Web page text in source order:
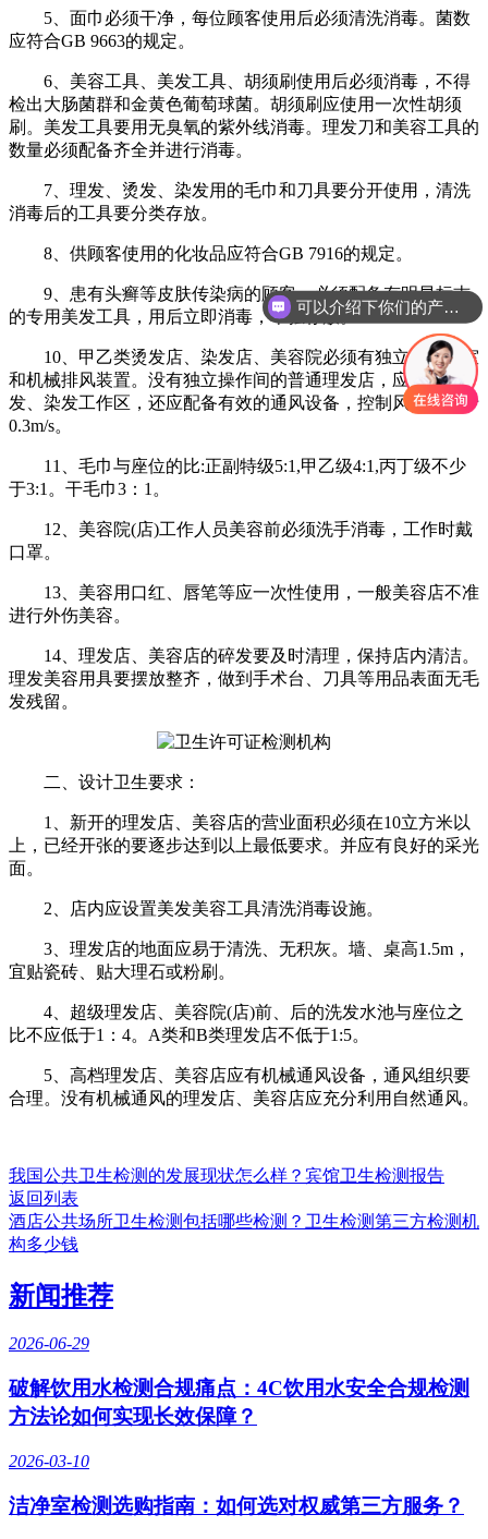
5、面巾必须干净，每位顾客使用后必须清洗消毒。菌数
应符合GB 9663的规定。
6、美容工具、美发工具、胡须刷使用后必须消毒，不得
检出大肠菌群和金黄色葡萄球菌。胡须刷应使用一次性胡须
刷。美发工具要用无臭氧的紫外线消毒。理发刀和美容工具的
数量必须配备齐全并进行消毒。
7、理发、烫发、染发用的毛巾和刀具要分开使用，清洗
消毒后的工具要分类存放。
8、供顾客使用的化妆品应符合GB 7916的规定。
9、患有头癣等皮肤传染病的顾客，必须配备有明显标志
的专用美发工具，用后立即消毒，单独存放。
10、甲乙类烫发店、染发店、美容院必须有独立的手术室
和机械排风装置。没有独立操作间的普通理发店，应设置烫
发、染发工作区，还应配备有效的通风设备，控制风速不低于
0.3m/s。
11、毛巾与座位的比:正副特级5:1,甲乙级4:1,丙丁级不少
于3:1。干毛巾3：1。
12、美容院(店)工作人员美容前必须洗手消毒，工作时戴
口罩。
13、美容用口红、唇笔等应一次性使用，一般美容店不准
进行外伤美容。
14、理发店、美容店的碎发要及时清理，保持店内清洁。
理发美容用具要摆放整齐，做到手术台、刀具等用品表面无毛
发残留。
二、设计卫生要求：
1、新开的理发店、美容店的营业面积必须在10立方米以
上，已经开张的要逐步达到以上最低要求。并应有良好的采光
面。
2、店内应设置美发美容工具清洗消毒设施。
3、理发店的地面应易于清洗、无积灰。墙、桌高1.5m，
宜贴瓷砖、贴大理石或粉刷。
4、超级理发店、美容院(店)前、后的洗发水池与座位之
比不应低于1：4。A类和B类理发店不低于1:5。
5、高档理发店、美容店应有机械通风设备，通风组织要
合理。没有机械通风的理发店、美容店应充分利用自然通风。
我国公共卫生检测的发展现状怎么样？宾馆卫生检测报告
返回列表
酒店公共场所卫生检测包括哪些检测？卫生检测第三方检测机
构多少钱
新闻推荐
2026-06-29
破解饮用水检测合规痛点：4C饮用水安全合规检测
方法论如何实现长效保障？
2026-03-10
洁净室检测选购指南：如何选对权威第三方服务？
可以介绍下你们的产品么